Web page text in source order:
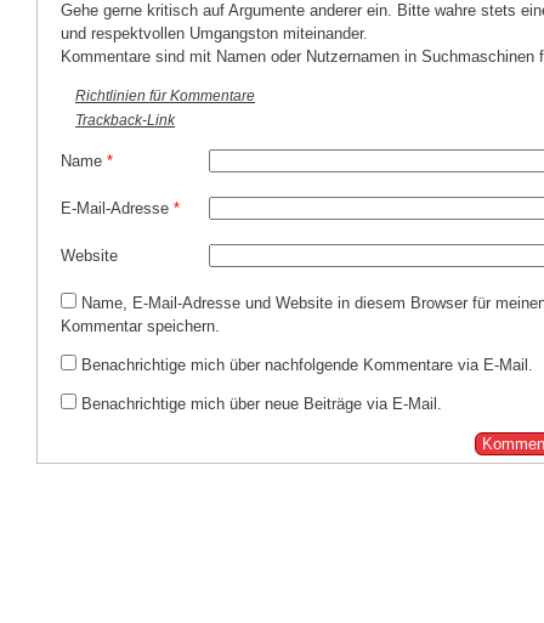
Gehe gerne kritisch auf Argumente anderer ein. Bitte wahre stets
und respektvollen Umgangston miteinander.
Kommentare sind mit Namen oder Nutzernamen in Suchmaschinen
Richtlinien für Kommentare
Trackback-Link
Name *
E-Mail-Adresse *
Website
Name, E-Mail-Adresse und Website in diesem Browser für
Kommentar speichern.
Benachrichtige mich über nachfolgende Kommentare via E-Mail.
Benachrichtige mich über neue Beiträge via E-Mail.